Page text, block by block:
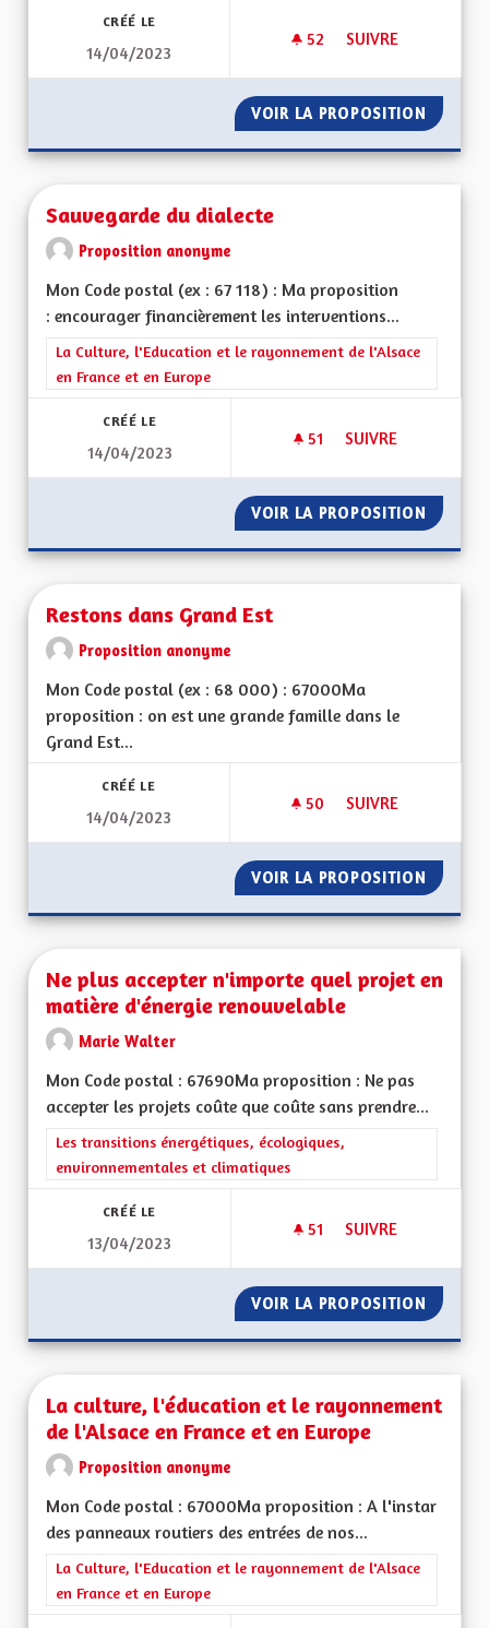
CRÉÉ LE
14/04/2023
52 52 ABONNÉS
SUIVRE
VOIR LA PROPOSITION
Sauvegarde du dialecte
Proposition anonyme
Mon Code postal (ex : 67 118) : Ma proposition
: encourager financièrement les interventions...
Filtrer les résultats de la catégorie : La Culture, l'Education et
La Culture, l'Education et le rayonnement de l'Alsace
en France et en Europe
CRÉÉ LE
14/04/2023
51 51 ABONNÉS
SUIVRE
VOIR LA PROPOSITION
Restons dans Grand Est
Proposition anonyme
Mon Code postal (ex : 68 000) : 67000Ma
proposition : on est une grande famille dans le
Grand Est...
CRÉÉ LE
14/04/2023
50 50 ABONNÉS
SUIVRE
VOIR LA PROPOSITION
Ne plus accepter n'importe quel projet en
matière d'énergie renouvelable
Marie Walter
Mon Code postal : 67690Ma proposition : Ne pas
accepter les projets coûte que coûte sans prendre...
Filtrer les résultats de la catégorie : Les transitions
Les transitions énergétiques, écologiques,
environnementales et climatiques
CRÉÉ LE
13/04/2023
51 51 ABONNÉS
SUIVRE
VOIR LA PROPOSITION NE
La culture, l'éducation et le rayonnement
de l'Alsace en France et en Europe
Proposition anonyme
Mon Code postal : 67000Ma proposition : A l'instar
des panneaux routiers des entrées de nos...
Filtrer les résultats de la catégorie : La Culture, l'Education et
La Culture, l'Education et le rayonnement de l'Alsace
en France et en Europe